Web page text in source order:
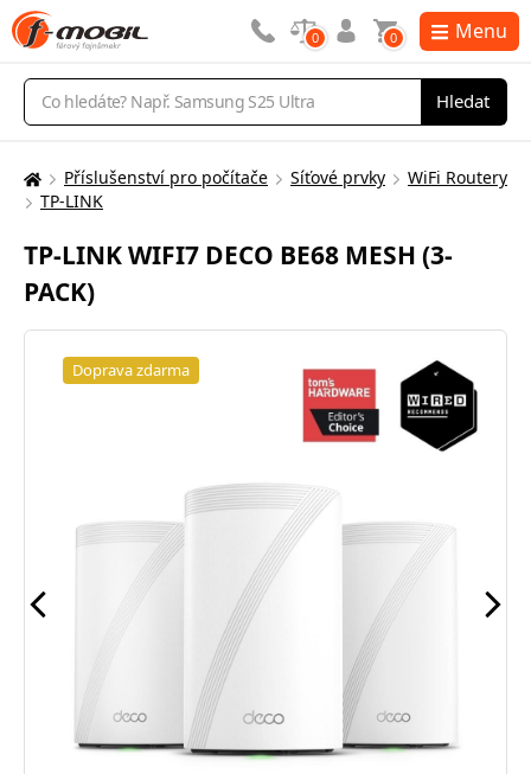
Vyhledávání
Hledat
0 0 Menu
Zde
nacházíte:
Příslušenství pro počítače Síťové prvky
WiFi Routery
TP-LINK
TP-LINK WIFI7 DECO BE68 MESH (3-
PACK)
Doprava zdarma